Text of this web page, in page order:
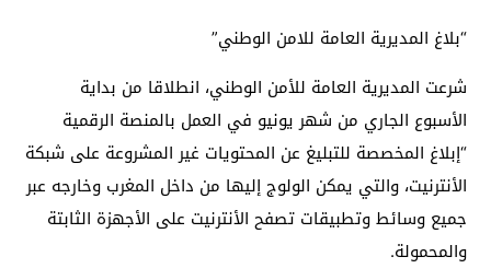
“بلاغ المديرية العامة للامن الوطني”
شرعت المديرية العامة للأمن الوطني، انطلاقا من بداية
الأسبوع الجاري من شهر يونيو في العمل بالمنصة الرقمية
“إبلاغ المخصصة للتبليغ عن المحتويات غير المشروعة على شبكة
الأنترنيت، والتي يمكن الولوج إليها من داخل المغرب وخارجه عبر
جميع وسائط وتطبيقات تصفح الأنترنيت على الأجهزة الثابتة
والمحمولة.